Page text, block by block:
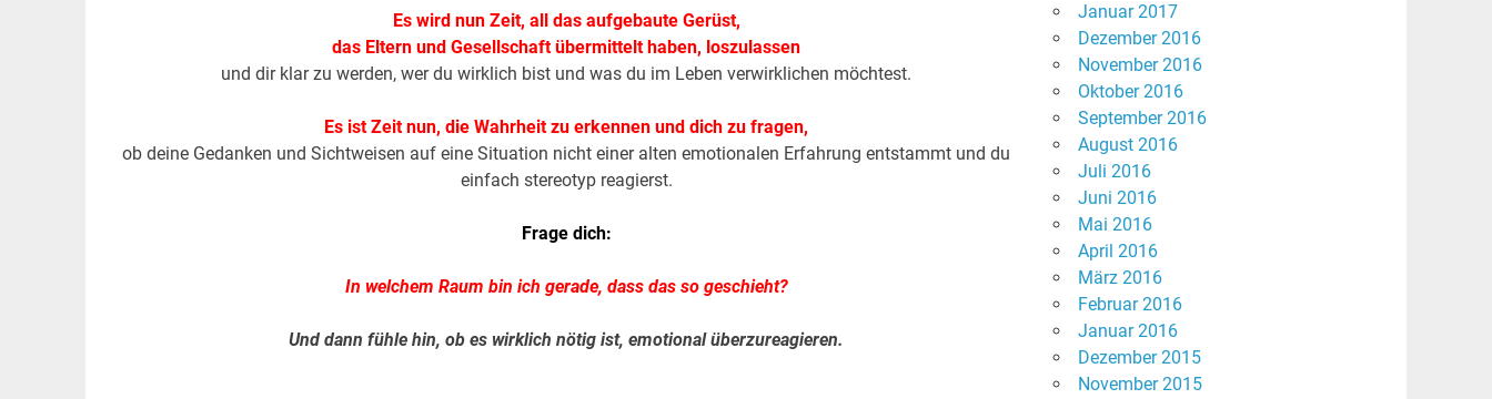
Es wird nun Zeit, all das aufgebaute Gerüst,
das Eltern und Gesellschaft übermittelt haben, loszulassen
und dir klar zu werden, wer du wirklich bist und was du im Leben verwirklichen möchtest.
Es ist Zeit nun, die Wahrheit zu erkennen und dich zu fragen,
ob deine Gedanken und Sichtweisen auf eine Situation nicht einer alten emotionalen Erfahrung entstammt und du
einfach stereotyp reagierst.
Frage dich:
In welchem Raum bin ich gerade, dass das so geschieht?
Und dann fühle hin, ob es wirklich nötig ist, emotional überzureagieren.
Januar 2017
Dezember 2016
November 2016
Oktober 2016
September 2016
August 2016
Juli 2016
Juni 2016
Mai 2016
April 2016
März 2016
Februar 2016
Januar 2016
Dezember 2015
November 2015